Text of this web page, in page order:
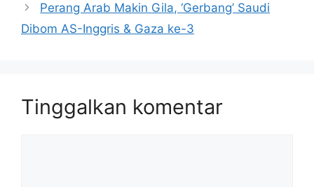
Perang Arab Makin Gila, ‘Gerbang’ Saudi
Dibom AS-Inggris & Gaza ke-3
Tinggalkan komentar